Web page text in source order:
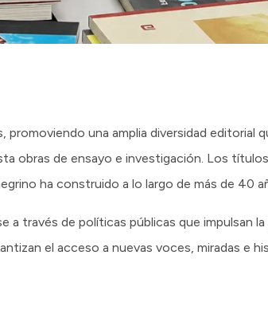
una amplia diversidad editorial
obras de ensayo e investigación. Los
ha construido a lo largo de más de 40
través de políticas públicas que impulsan
el acceso a nuevas voces, miradas e